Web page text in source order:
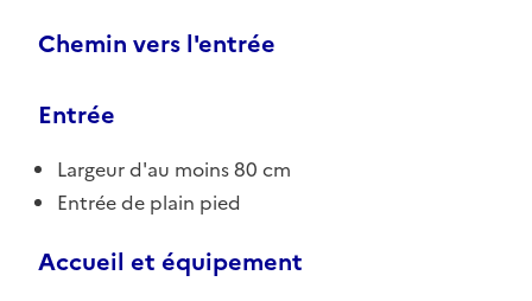
Chemin vers l'entrée
Entrée
Largeur d'au moins 80 cm
Entrée de plain pied
Accueil et équipement